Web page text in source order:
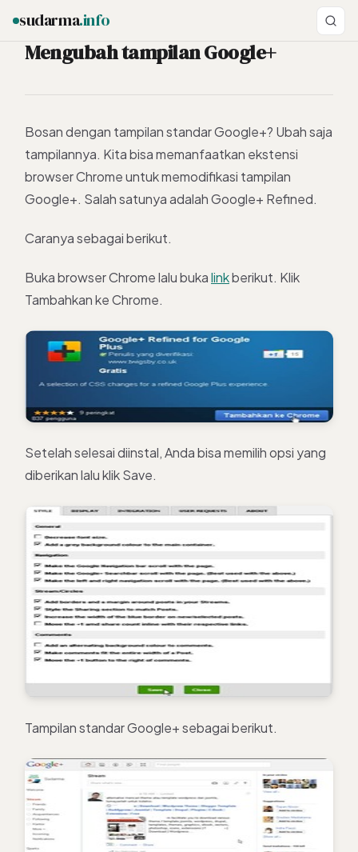
sudarma.info
Mengubah tampilan Google+
Bosan dengan tampilan standar Google+? Ubah saja
tampilannya. Kita bisa memanfaatkan ekstensi
browser Chrome untuk memodifikasi tampilan
Google+. Salah satunya adalah Google+ Refined.
Caranya sebagai berikut.
Buka browser Chrome lalu bukalinkberikut. Klik
Tambahkan ke Chrome.
Setelah selesai diinstal, Anda bisa memilih opsi yang
diberikan lalu klik Save.
Tampilan standar Google+ sebagai berikut.